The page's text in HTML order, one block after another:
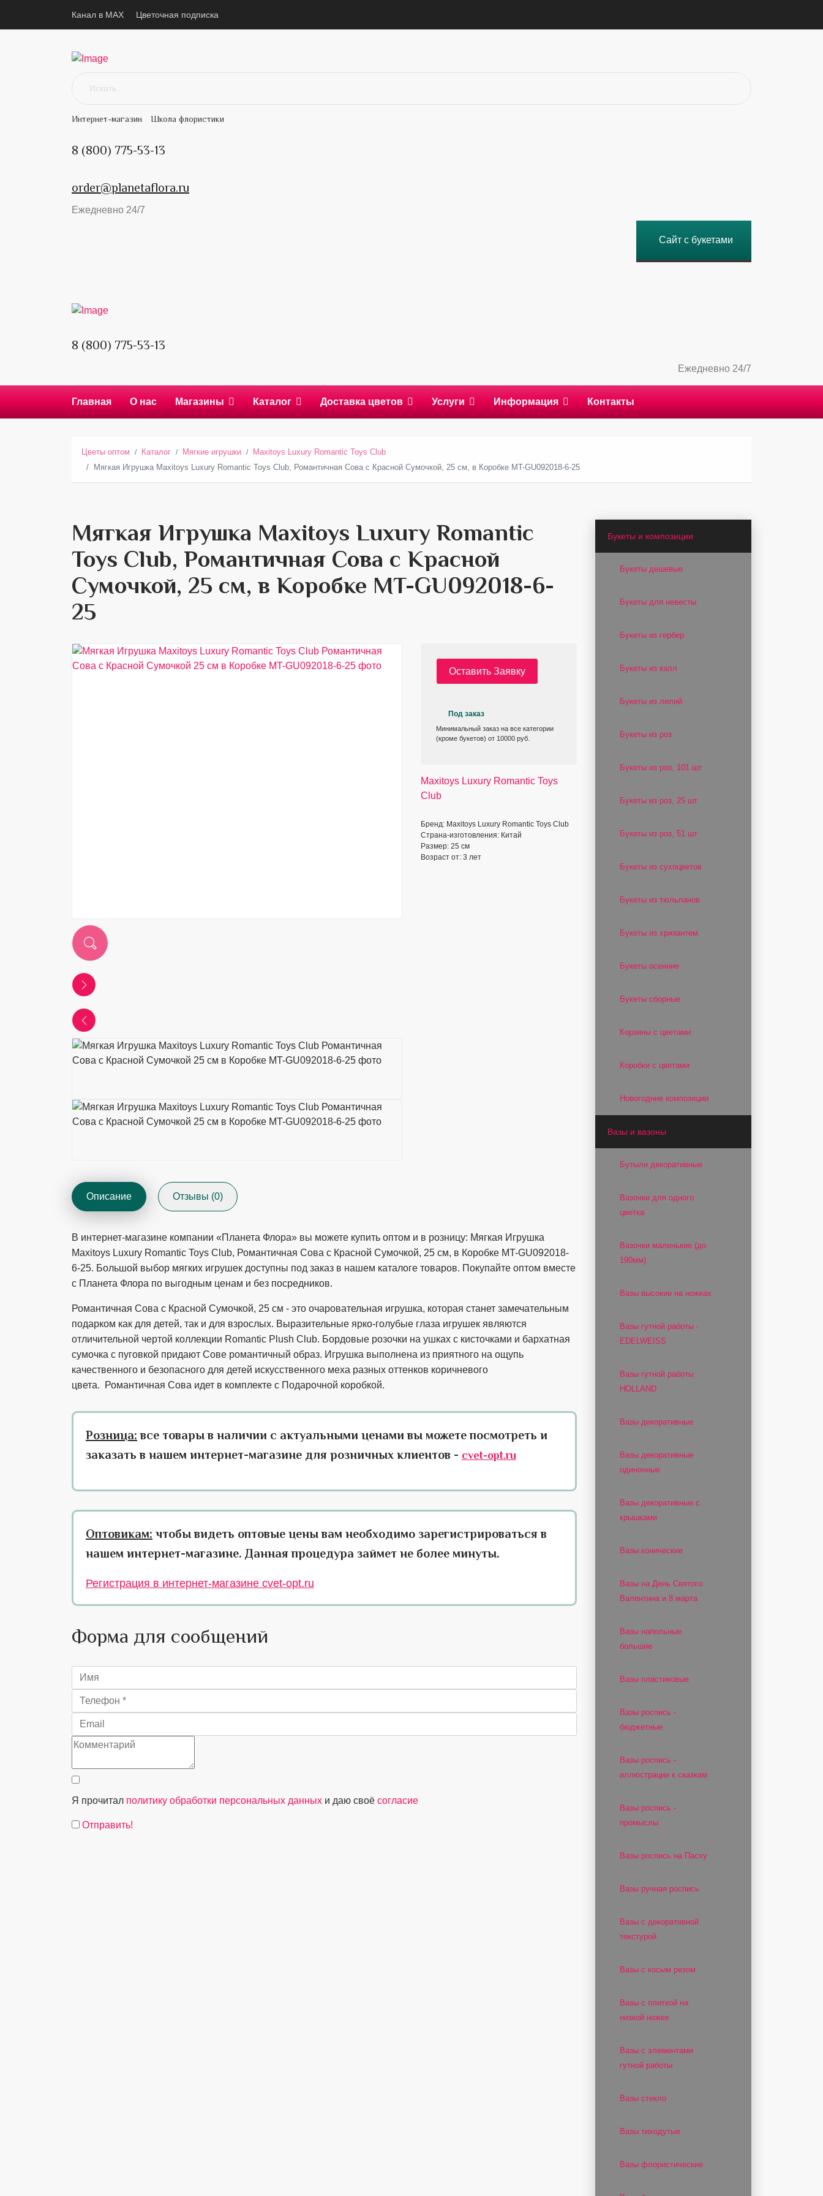
Канал в MAX Цветочная подписка
Интернет-магазин Школа флористики
8 (800) 775-53-13
order@planetaflora.ru
Ежедневно 24/7
Сайт с букетами
8 (800) 775-53-13
Ежедневно 24/7
Главная О нас Магазины Каталог Доставка цветов Услуги Информация Контакты
Цветы оптом Каталог Мягкие игрушки
Maxitoys Luxury Romantic Toys Club
Мягкая Игрушка Maxitoys Luxury Romantic Toys Club, Романтичная Сова с Красной Сумочкой, 25 см, в Коробке MT-GU092018-6-25
Мягкая Игрушка Maxitoys Luxury Romantic
Toys Club, Романтичная Сова с Красной
Сумочкой, 25 см, в Коробке MT-GU092018-6-
25
Оставить Заявку
Под заказ
Минимальный заказ на все категории
(кроме букетов) от 10000 руб.
Maxitoys Luxury Romantic Toys
Club
Бренд: Maxitoys Luxury Romantic Toys Club
Страна-изготовления: Китай
Размер: 25 см
Возраст от: 3 лет
Описание Отзывы (0)
В интернет-магазине компании «Планета Флора» вы можете купить оптом и в розницу: Мягкая Игрушка
Maxitoys Luxury Romantic Toys Club, Романтичная Сова с Красной Сумочкой, 25 см, в Коробке MT-GU092018-
6-25. Большой выбор мягких игрушек доступны под заказ в нашем каталоге товаров. Покупайте оптом вместе
с Планета Флора по выгодным ценам и без посредников.
Романтичная Сова с Красной Сумочкой, 25 см - это очаровательная игрушка, которая станет замечательным
подарком как для детей, так и для взрослых. Выразительные ярко-голубые глаза игрушек являются
отличительной чертой коллекции Romantic Plush Club. Бордовые розочки на ушках с кисточками и бархатная
сумочка с пуговкой придают Сове романтичный образ. Игрушка выполнена из приятного на ощупь
качественного и безопасного для детей искусственного меха разных оттенков коричневого
цвета. Романтичная Сова идет в комплекте с Подарочной коробкой.
Розница: все товары в наличии с актуальными ценами вы можете посмотреть и
заказать в нашем интернет-магазине для розничных клиентов - cvet-opt.ru
Оптовикам: чтобы видеть оптовые цены вам необходимо зарегистрироваться в
нашем интернет-магазине. Данная процедура займет не более минуты.
Регистрация в интернет-магазине cvet-opt.ru
Форма для сообщений
Я прочитал политику обработки персональных данных и даю своё согласие
Отправить!
Букеты и композиции
Букеты дешевые
Букеты для невесты
Букеты из гербер
Букеты из калл
Букеты из лилий
Букеты из роз
Букеты из роз, 101 шт
Букеты из роз, 25 шт
Букеты из роз, 51 шт
Букеты из сухоцветов
Букеты из тюльпанов
Букеты из хризантем
Букеты осенние
Букеты сборные
Корзины с цветами
Коробки с цветами
Новогодние композиции
Вазы и вазоны
Бутыли декоративные
Вазочки для одного
цветка
Вазочки маленькие (до
190мм)
Вазы высокие на ножках
Вазы гутной работы -
EDELWEISS
Вазы гутной работы
HOLLAND
Вазы декоративные
Вазы декоративные
одиночные
Вазы декоративные с
крышками
Вазы конические
Вазы на День Святого
Валентина и 8 марта
Вазы напольные
большие
Вазы пластиковые
Вазы роспись -
бюджетные
Вазы роспись -
иллюстрации к сказкам
Вазы роспись -
промыслы
Вазы роспись на Пасху
Вазы ручная роспись
Вазы с декоративной
текстурой
Вазы с косым резом
Вазы с плиткой на
низкой ножке
Вазы с элементами
гутной работы
Вазы стекло
Вазы тиходутые
Вазы флористические